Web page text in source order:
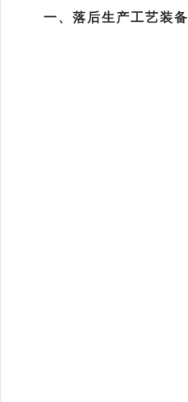
一、落后生产工艺装备